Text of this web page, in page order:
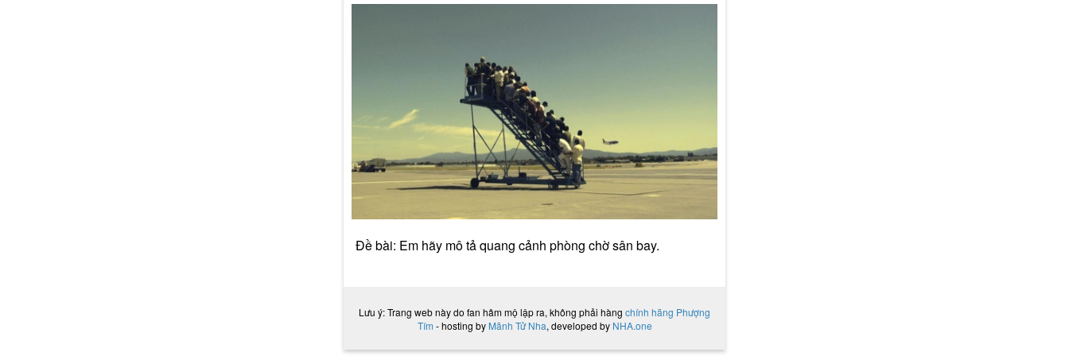
Đề bài: Em hãy mô tả quang cảnh phòng chờ sân bay.
Lưu ý: Trang web này do fan hâm mộ lập ra, không phải hàng chính hãng Phượng
Tím - hosting by Mãnh Tử Nha, developed by NHA.one